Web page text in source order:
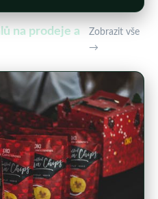
na prodeje a
Zobrazit vše
→